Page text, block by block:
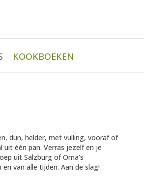
KOOKBOEKEN
dun, helder, met vulling, vooraf of
één pan. Verras jezelf en je
uit Salzburg of Oma's
van alle tijden. Aan de slag!